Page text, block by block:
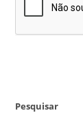
Pesquisar